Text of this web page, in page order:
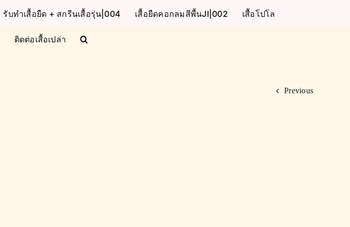
รับทำเสื้อยืด + สกรีนเสื้อรุ่น|004 เสื้อยืดคอกลมสีพื้นJI|002 เสื้อโปโล
ติดต่อเสื้อเปล่า
Previous